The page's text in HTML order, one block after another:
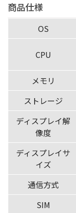
商品仕様
OS
CPU
メモリ
ストレージ
ディスプレイ解
像度
ディスプレイサ
イズ
通信方式
SIM